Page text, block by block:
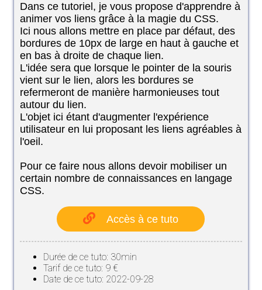
Dans ce tutoriel, je vous propose d'apprendre à
animer vos liens grâce à la magie du CSS.
Ici nous allons mettre en place par défaut, des
bordures de 10px de large en haut à gauche et
en bas à droite de chaque lien.
L'idée sera que lorsque le pointer de la souris
vient sur le lien, alors les bordures se
refermeront de manière harmonieuses tout
autour du lien.
L'objet ici étant d'augmenter l'expérience
utilisateur en lui proposant les liens agréables à
l'oeil.
Pour ce faire nous allons devoir mobiliser un
certain nombre de connaissances en langage
CSS.
Accès à ce tuto
Durée de ce tuto: 30min
Tarif de ce tuto: 9 €
Date de ce tuto: 2022-09-28